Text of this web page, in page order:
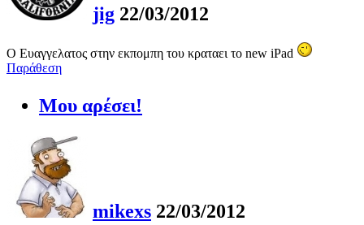
jig 22/03/2012
O Eυαγγελατος στην εκπομπη του κραταει το new iPad
Παράθεση
Μου αρέσει!
mikexs 22/03/2012